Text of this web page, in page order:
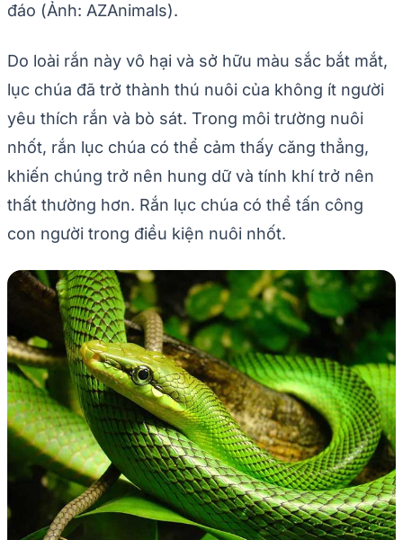
đáo (Ảnh: AZAnimals).
Do loài rắn này vô hại và sở hữu màu sắc bắt mắt,
lục chúa đã trở thành thú nuôi của không ít người
yêu thích rắn và bò sát. Trong môi trường nuôi
nhốt, rắn lục chúa có thể cảm thấy căng thẳng,
khiến chúng trở nên hung dữ và tính khí trở nên
thất thường hơn. Rắn lục chúa có thể tấn công
con người trong điều kiện nuôi nhốt.